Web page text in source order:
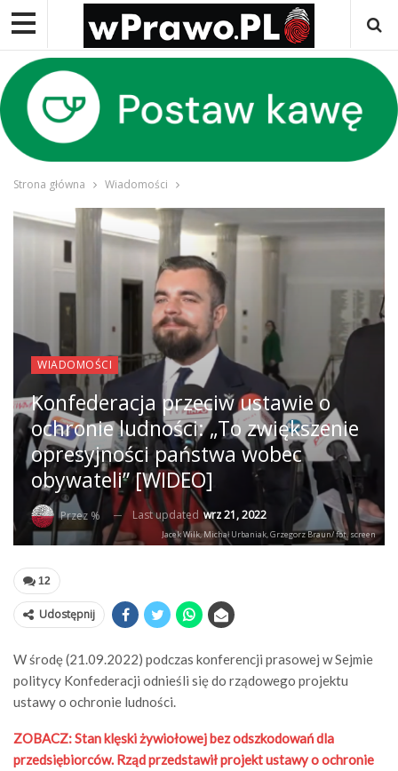
Strona główna Wiadomości
WIADOMOŚCI
Konfederacja przeciw ustawie o
ochronie ludności: „To zwiększenie
opresyjności państwa wobec
obywateli” [WIDEO]
Przez % Last updated wrz 21, 2022
Jacek Wilk, Michał Urbaniak, Grzegorz Braun/ fot. screen
12
Udostępnij
W środę (21.09.2022) podczas konferencji prasowej w Sejmie
politycy Konfederacji odnieśli się do rządowego projektu
ustawy o ochronie ludności.
ZOBACZ: Stan klęski żywiołowej bez odszkodowań dla
przedsiębiorców. Rząd przedstawił projekt ustawy o ochronie